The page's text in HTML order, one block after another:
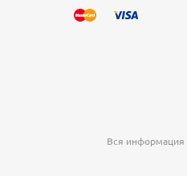
Вся информация